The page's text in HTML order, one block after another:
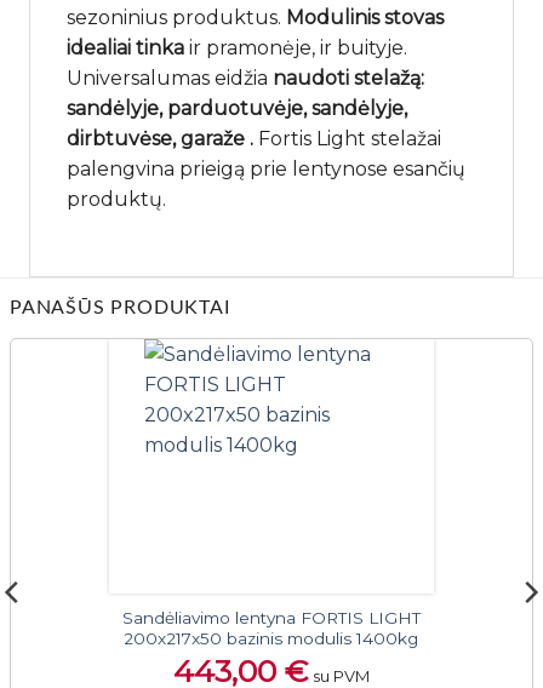
sezoninius produktus. Modulinis stovas
idealiai tinka ir pramonėje, ir buityje.
Universalumas eidžia naudoti stelažą:
sandėlyje, parduotuvėje,sandėlyje,
dirbtuvėse, garaže . Fortis Light stelažai
palengvina prieigą prie lentynose esančių
produktų.
PANAŠŪS PRODUKTAI
Sandėliavimo lentyna FORTIS LIGHT
200x217x50 bazinis modulis 1400kg
443,00 € su PVM